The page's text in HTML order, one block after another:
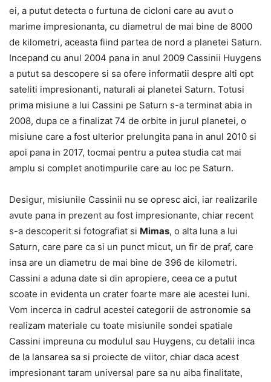
ei, a putut detecta o furtuna de cicloni care au avut o
marime impresionanta, cu diametrul de mai bine de 8000
de kilometri, aceasta fiind partea de nord a planetei Saturn.
Incepand cu anul 2004 pana in anul 2009 Cassinii Huygens
a putut sa descopere si sa ofere informatii despre alti opt
sateliti impresionanti, naturali ai planetei Saturn. Totusi
prima misiune a lui Cassini pe Saturn s-a terminat abia in
2008, dupa ce a finalizat 74 de orbite in jurul planetei, o
misiune care a fost ulterior prelungita pana in anul 2010 si
apoi pana in 2017, tocmai pentru a putea studia cat mai
amplu si complet anotimpurile care au loc pe Saturn.
Desigur, misiunile Cassinii nu se opresc aici, iar realizarile
avute pana in prezent au fost impresionante, chiar recent
s-a descoperit si fotografiat si Mimas, o alta luna a lui
Saturn, care pare ca si un punct micut, un fir de praf, care
insa are un diametru de mai bine de 396 de kilometri.
Cassini a aduna date si din apropiere, ceea ce a putut
scoate in evidenta un crater foarte mare ale acestei luni.
Vom incerca in cadrul acestei categorii de astronomie sa
realizam materiale cu toate misiunile sondei spatiale
Cassini impreuna cu modulul sau Huygens, cu detalii inca
de la lansarea sa si proiecte de viitor, chiar daca acest
impresionant taram universal pare sa nu aiba finalitate,